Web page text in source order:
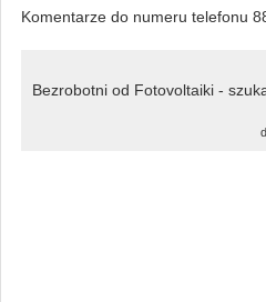
Komentarze do numeru telefonu
Bezrobotni od Fotovoltaiki -